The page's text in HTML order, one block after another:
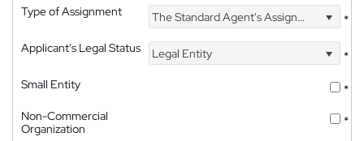
Type of Assignment The Standard Agent's Assignment
*
Applicant's Legal Status
Legal Entity
*
Small Entity
*
Non-Commercial
Organization
*